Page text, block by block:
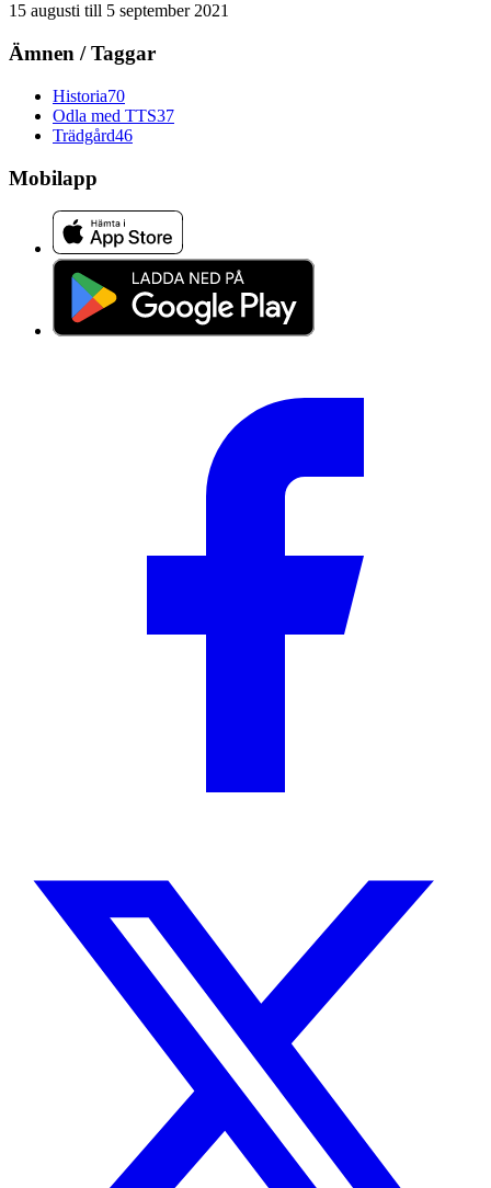
15 augusti till 5 september 2021
Ämnen / Taggar
Historia70
Odla med TTS37
Trädgård46
Mobilapp